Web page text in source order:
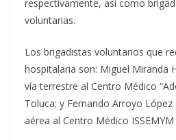
respectivamente, así como
voluntarias.
Los brigadistas voluntarios que
hospitalaria son: Miguel Miranda
vía terrestre al Centro Médico
Toluca; y Fernando Arroyo
aérea al Centro Médico